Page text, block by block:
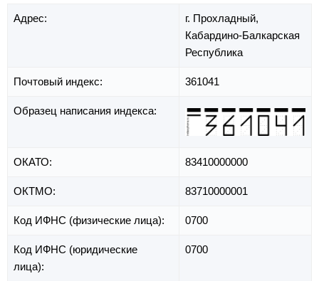
Адрес:
г. Прохладный,
Кабардино-Балкарская
Республика
Почтовый индекс: 361041
Образец написания индекса:
ОКАТО: 83410000000
ОКТМО: 83710000001
Код ИФНС (физические лица): 0700
Код ИФНС (юридические
лица):
0700